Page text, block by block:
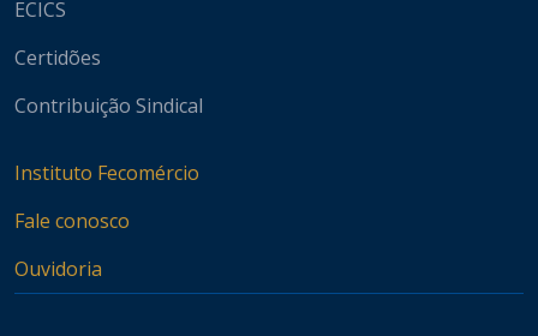
ECICS
Certidões
Contribuição Sindical
Instituto Fecomércio
Fale conosco
Ouvidoria